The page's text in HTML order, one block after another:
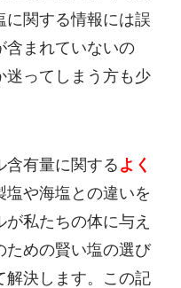
に関する情報には誤
含まれていないの
迷ってしまう方も少
含有量に関する よく
塩や海塩との違いを
私たちの体に与え
ための賢い塩の選び
解決します。この記